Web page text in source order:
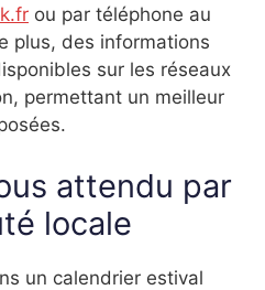
ou par téléphone au
plus, des informations
sur les réseaux
permettant un meilleur
attendu par
locale
un calendrier estival